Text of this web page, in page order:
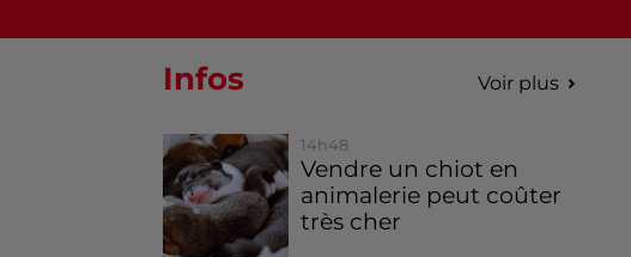
Infos Voir plus
14h48
Vendre un chiot en
animalerie peut coûter
très cher